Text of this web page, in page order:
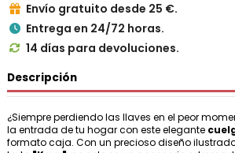
 Envío gratuito desde 25 €.
 Entrega en 24/72 horas.
 14 días para devoluciones.
Descripción
¿Siempre perdiendo las llaves en el peor
la entrada de tu hogar con este elegante
formato caja. Con un precioso diseño